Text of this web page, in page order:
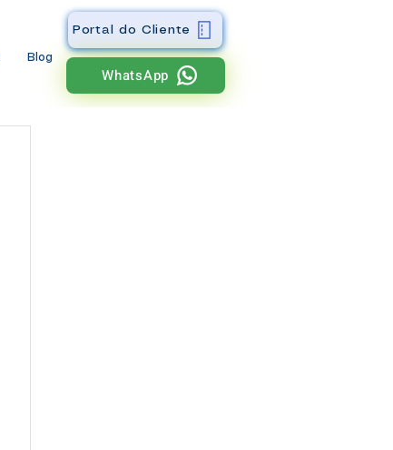
Blog
Portal do Cliente
WhatsApp